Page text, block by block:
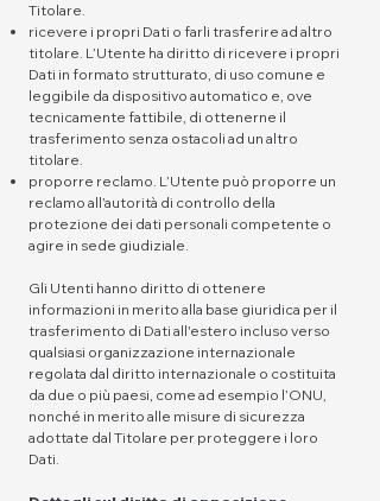
Titolare.
ricevere i propri Dati o farli trasferire ad altro
titolare. L’Utente ha diritto di ricevere i propri
Dati in formato strutturato, di uso comune e
leggibile da dispositivo automatico e, ove
tecnicamente fattibile, di ottenerne il
trasferimento senza ostacoli ad un altro
titolare.
proporre reclamo. L’Utente può proporre un
reclamo all’autorità di controllo della
protezione dei dati personali competente o
agire in sede giudiziale.
Gli Utenti hanno diritto di ottenere
informazioni in merito alla base giuridica per il
trasferimento di Dati all'estero incluso verso
qualsiasi organizzazione internazionale
regolata dal diritto internazionale o costituita
da due o più paesi, come ad esempio l’ONU,
nonché in merito alle misure di sicurezza
adottate dal Titolare per proteggere i loro
Dati.